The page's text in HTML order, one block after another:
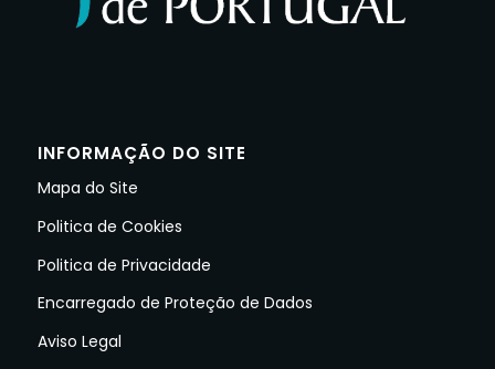
INFORMAÇÃO DO SITE
Mapa do Site
Politica de Cookies
Politica de Privacidade
Encarregado de Proteção de Dados
Aviso Legal